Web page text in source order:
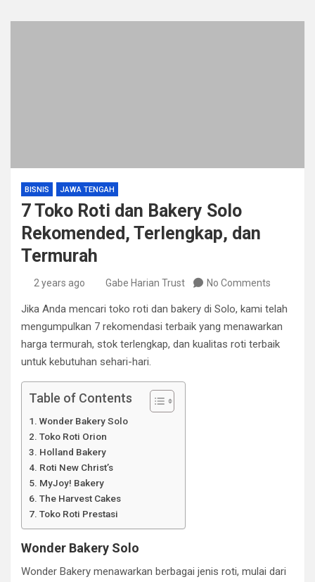
BISNIS JAWA TENGAH
7 Toko Roti dan Bakery Solo
Rekomended, Terlengkap, dan
Termurah
2 years ago Gabe Harian Trust No Comments
Jika Anda mencari toko roti dan bakery di Solo, kami telah
mengumpulkan 7 rekomendasi terbaik yang menawarkan
harga termurah, stok terlengkap, dan kualitas roti terbaik
untuk kebutuhan sehari-hari.
Table of Contents
Wonder Bakery Solo
Toko Roti Orion
Holland Bakery
Roti New Christ’s
MyJoy! Bakery
The Harvest Cakes
Toko Roti Prestasi
Wonder Bakery Solo
Wonder Bakery menawarkan berbagai jenis roti, mulai dari